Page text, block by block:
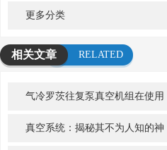
更多分类
相关文章
RELATED
气冷罗茨往复泵真空机组在使用
中要加强维护工作
真空系统：揭秘其不为人知的神